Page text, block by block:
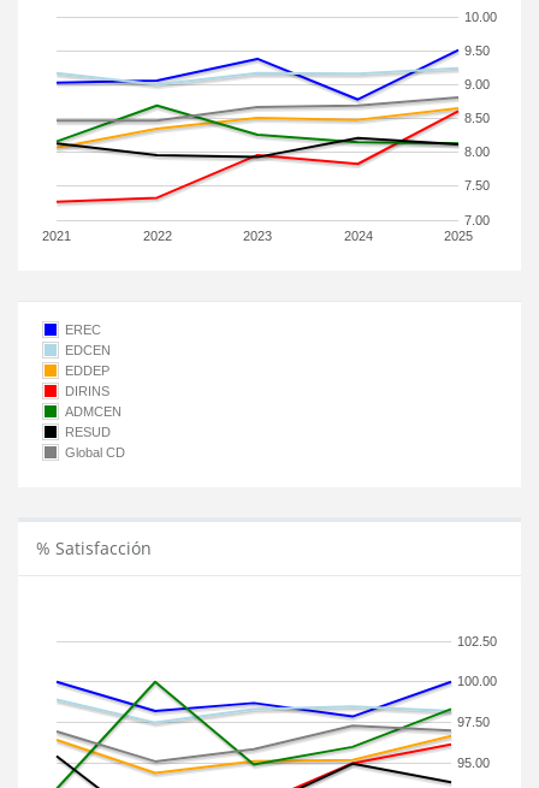
2021 2022 2023 2024 2025
7.00
7.50
8.00
8.50
9.00
9.50
10.00
EREC
EDCEN
EDDEP
DIRINS
ADMCEN
RESUD
Global CD
% Satisfacción
95.00
97.50
100.00
102.50